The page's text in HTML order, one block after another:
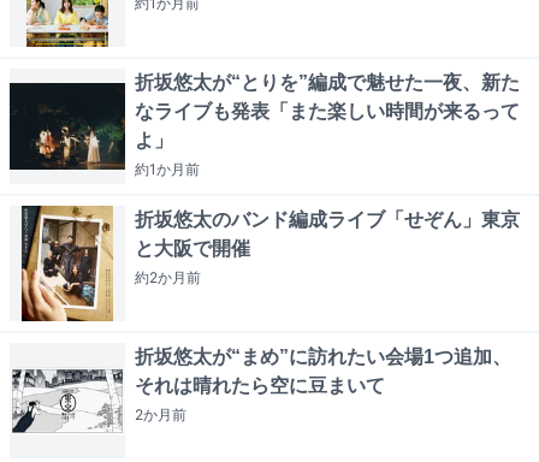
折坂悠太が“とりを”編成で魅せた一夜、新た
なライブも発表「また楽しい時間が来るって
よ」
約1か月前
折坂悠太のバンド編成ライブ「せぞん」東京
と大阪で開催
約2か月前
折坂悠太が“まめ”に訪れたい会場1つ追加、
それは晴れたら空に豆まいて
2か月前